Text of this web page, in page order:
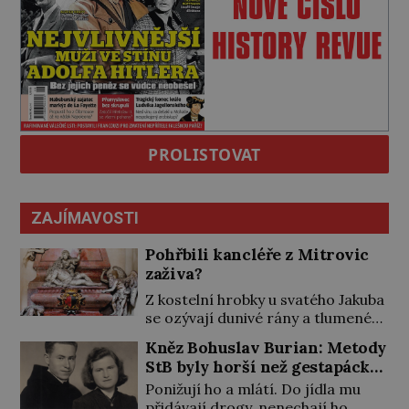
PROLISTOVAT
ZAJÍMAVOSTI
Pohřbili kancléře z Mitrovic
zaživa?
Z kostelní hrobky u svatého Jakuba
se ozývají dunivé rány a tlumené
pověrčiví lidé. Ani za dvě kopy
grošů by se nikdo neodvážil
podzemní hrobku otevřít a její
Kněz Bohuslav Burian: Metody
StB byly horší než gestapácké
trýznění
Ponižují ho a mlátí. Do jídla mu